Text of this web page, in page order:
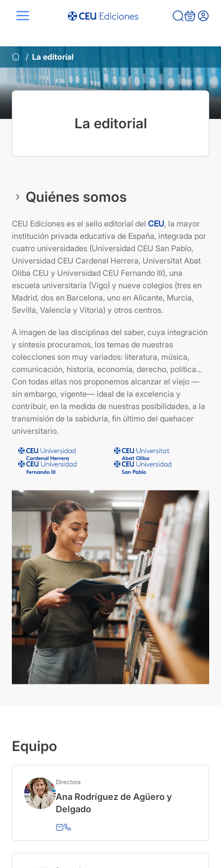
La editorial
La editorial
Quiénes somos
CEU Ediciones es el sello editorial del CEU, la mayor
institución privada educativa de España, integrada por
cuatro universidades (Universidad CEU San Pablo,
Universidad CEU Cardenal Herrera, Universitat Abat
Oliba CEU y Universidad CEU Fernando III), una
escuela universitaria (Vigo) y nueve colegios (tres en
Madrid, dos en Barcelona, uno en Alicante, Murcia,
Sevilla, Valencia y Vitoria) y otros centros.
A imagen de las disciplinas del saber, cuya integración
y síntesis procuramos, los temas de nuestras
colecciones son muy variados: literatura, música,
comunicación, historia, economía, derecho, política…
Con todas ellas nos proponemos alcanzar el viejo —
sin embargo, vigente— ideal de la excelencia y
contribuir, en la medida de nuestras posibilidades, a la
transmisión de la sabiduría, fin último del quehacer
universitario.
Equipo
Directora
Ana Rodríguez de Agüero y
Delgado